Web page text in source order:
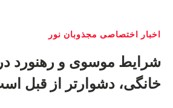
اخبار اختصاصی مجذوبان نور
شرایط موسوی و رهنورد
خانگی، دشوارتر از قبل